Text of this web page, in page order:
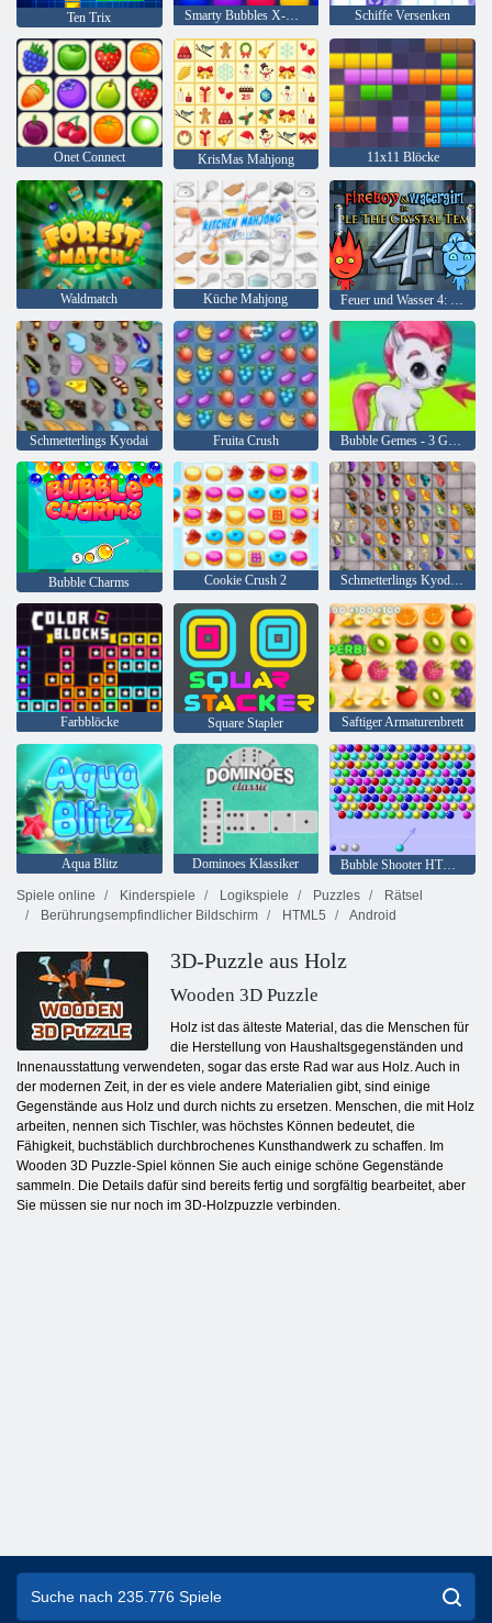
Ten Trix Smarty Bubbles X-Mas Schiffe Versenken
Onet Connect KrisMas Mahjong 11x11 Blöcke
Waldmatch Küche Mahjong Feuer und Wasser 4: Kristalltempel
Schmetterlings Kyodai Fruita Crush Bubble Gemes - 3 Gewinnt
Bubble Charms Cookie Crush 2 Schmetterlings Kyodai HD
Farbblöcke Square Stapler Saftiger Armaturenbrett
Aqua Blitz Dominoes Klassiker
Bubble Shooter HTML5
Spiele online
Kinderspiele Logikspiele Puzzles
Rätsel
Berührungsempfindlicher Bildschirm
HTML5 Android
3D-Puzzle aus Holz
Wooden 3D Puzzle
Holz ist das älteste Material, das die Menschen für
die Herstellung von Haushaltsgegenständen und
Innenausstattung verwendeten, sogar das erste Rad war aus Holz. Auch in
der modernen Zeit, in der es viele andere Materialien gibt, sind einige
Gegenstände aus Holz und durch nichts zu ersetzen. Menschen, die mit Holz
arbeiten, nennen sich Tischler, was höchstes Können bedeutet, die
Fähigkeit, buchstäblich durchbrochenes Kunsthandwerk zu schaffen. Im
Wooden 3D Puzzle-Spiel können Sie auch einige schöne Gegenstände
sammeln. Die Details dafür sind bereits fertig und sorgfältig bearbeitet, aber
Sie müssen sie nur noch im 3D-Holzpuzzle verbinden.